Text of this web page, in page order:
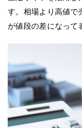
す。相場より高値で
が値段の差になって